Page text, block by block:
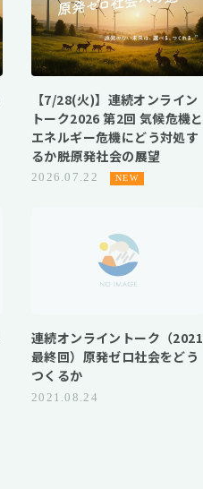
【7/28(火)】連続オンライン
トーク2026 第2回 気候危機と
エネルギー危機にどう対処す
るか――脱原発社会の展望
2026.07.22
連続オンライントーク（2021
最終回）原発ゼロ社会をどう
つくるか
2021.08.24